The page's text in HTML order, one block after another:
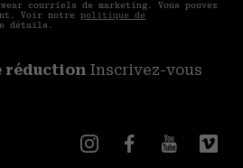
courriels de marketing. Vous pouvez
Voir notre politique de
détails.
réduction Inscrivez-vous